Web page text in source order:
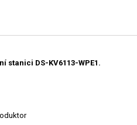
stanici DS-KV6113-WPE1.